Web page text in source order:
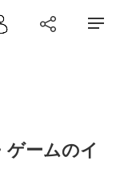
ゲームのイ